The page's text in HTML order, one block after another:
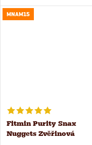
zažíváním. Obsahují lehce
stravitelnou extrudovanou rýží,
MNAM15
Fitmin Purity Snax
Nuggets Zvěřinová